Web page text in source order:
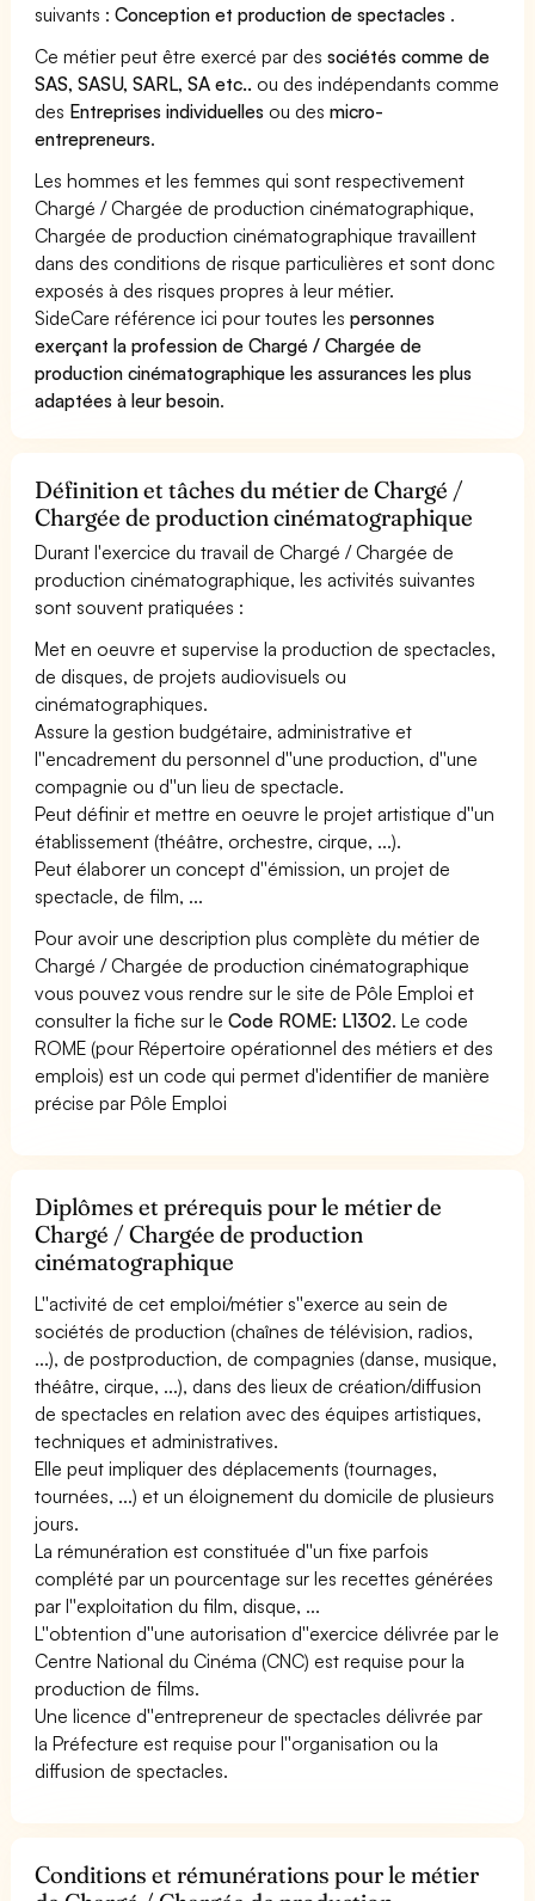
suivants :Conception et production de spectacles .
Ce métier peut être exercé par dessociétés comme de
SAS, SASU, SARL, SA etc.. ou des indépendants comme
des Entreprises individuelles ou desmicro-
entrepreneurs.
Les hommes et les femmes qui sont respectivement
Chargé / Chargée de production cinématographique,
Chargée de production cinématographique travaillent
dans des conditions de risque particulières et sont donc
exposés à des risques propres à leur métier.
SideCare référence ici pour toutes lespersonnes
exerçant la profession de Chargé / Chargée de
production cinématographique les assurances les plus
adaptées à leur besoin.
Définition et tâches du métier de Chargé /
Chargée de production cinématographique
Durant l'exercice du travail de Chargé / Chargée de
production cinématographique, les activités suivantes
sont souvent pratiquées :
Met en oeuvre et supervise la production de spectacles,
de disques, de projets audiovisuels ou
cinématographiques.
Assure la gestion budgétaire, administrative et
l''encadrement du personnel d''une production, d''une
compagnie ou d''un lieu de spectacle.
Peut définir et mettre en oeuvre le projet artistique d''un
établissement (théâtre, orchestre, cirque, ...).
Peut élaborer un concept d''émission, un projet de
spectacle, de film, ...
Pour avoir une description plus complète du métier de
Chargé / Chargée de production cinématographique
vous pouvez vous rendre sur le site de Pôle Emploi et
consulter la fiche sur leCode ROME: L1302. Le code
ROME (pour Répertoire opérationnel des métiers et des
emplois) est un code qui permet d'identifier de manière
précise par Pôle Emploi
Diplômes et prérequis pour le métier de
Chargé / Chargée de production
cinématographique
L''activité de cet emploi/métier s''exerce au sein de
sociétés de production (chaînes de télévision, radios,
...), de postproduction, de compagnies (danse, musique,
théâtre, cirque, ...), dans des lieux de création/diffusion
de spectacles en relation avec des équipes artistiques,
techniques et administratives.
Elle peut impliquer des déplacements (tournages,
tournées, ...) et un éloignement du domicile de plusieurs
jours.
La rémunération est constituée d''un fixe parfois
complété par un pourcentage sur les recettes générées
par l''exploitation du film, disque, ...
L''obtention d''une autorisation d''exercice délivrée par le
Centre National du Cinéma (CNC) est requise pour la
production de films.
Une licence d''entrepreneur de spectacles délivrée par
la Préfecture est requise pour l''organisation ou la
diffusion de spectacles.
Conditions et rémunérations pour le métier